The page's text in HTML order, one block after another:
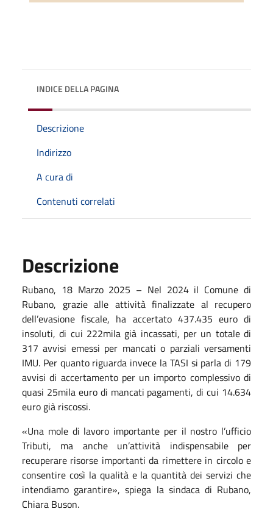
INDICE DELLA PAGINA
Descrizione
Indirizzo
A cura di
Contenuti correlati
Descrizione
Rubano, 18 Marzo 2025 – Nel 2024 il Comune di
Rubano, grazie alle attività finalizzate al recupero
dell’evasione fiscale, ha accertato 437.435 euro di
insoluti, di cui 222mila già incassati, per un totale di
317 avvisi emessi per mancati o parziali versamenti
IMU. Per quanto riguarda invece la TASI si parla di 179
avvisi di accertamento per un importo complessivo di
quasi 25mila euro di mancati pagamenti, di cui 14.634
euro già riscossi.
«Una mole di lavoro importante per il nostro l’ufficio
Tributi, ma anche un’attività indispensabile per
recuperare risorse importanti da rimettere in circolo e
consentire così la qualità e la quantità dei servizi che
intendiamo garantire», spiega la sindaca di Rubano,
Chiara Buson.